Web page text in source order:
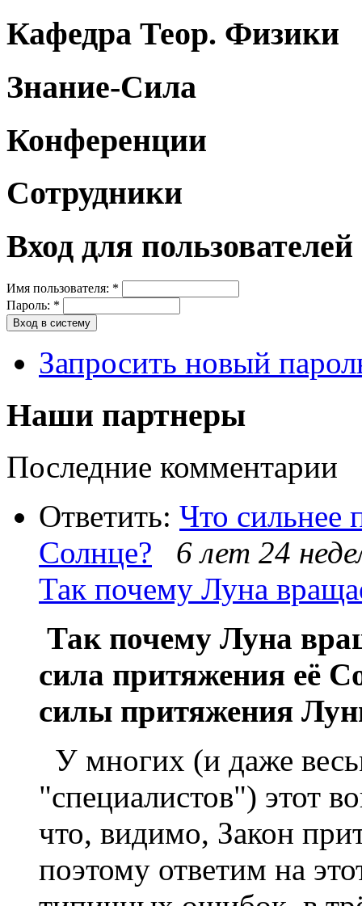
Кафедра Теор. Физики
Знание-Сила
Конференции
Сотрудники
Вход для пользователей
Имя пользователя: *
Пароль: *
Запросить новый
Наши партнеры
Последние комментарии
Ответить: Что сильнее
Солнце?
6 лет 24
Так почему Луна
Так почему Луна
сила притяжения её
силы притяжения
У многих (и даже
"специалистов") этот
что, видимо, Закон
поэтому ответим на